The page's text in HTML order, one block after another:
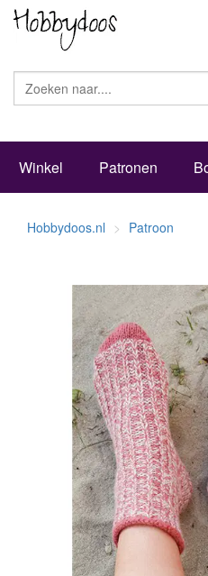
Winkel Patronen
Hobbydoos.nl Patroon